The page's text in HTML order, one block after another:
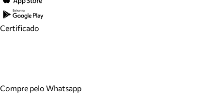
Certificado
Compre pelo Whatsapp